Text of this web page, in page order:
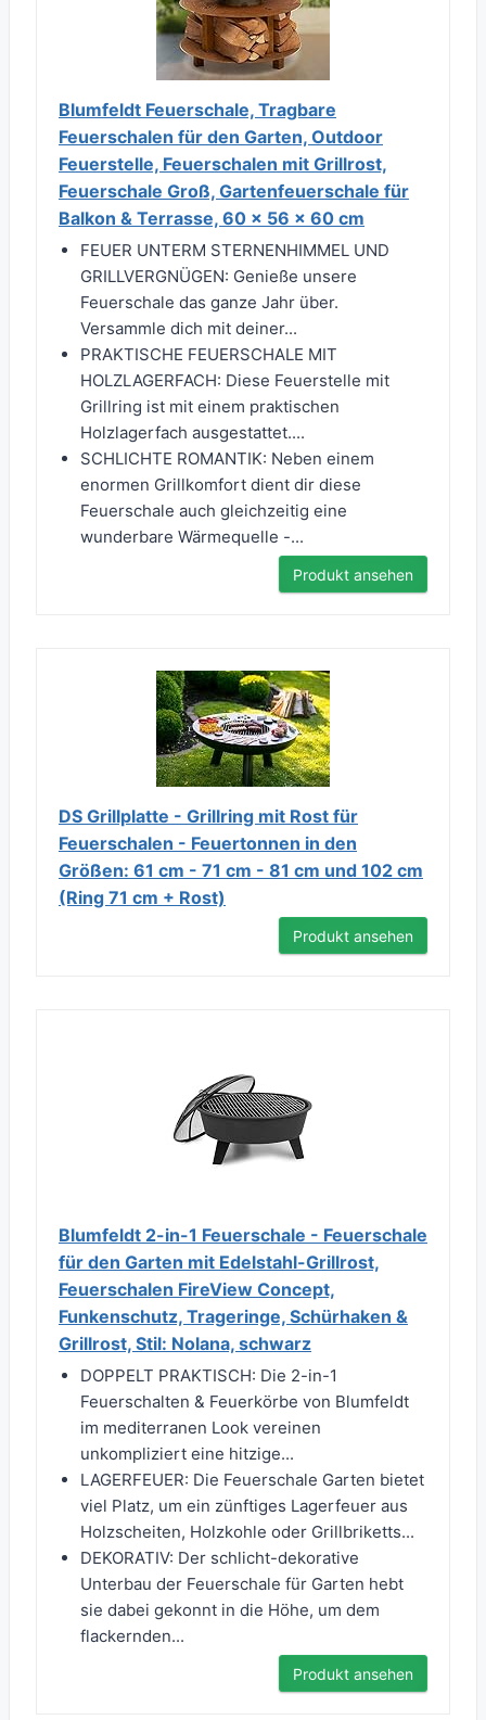
Blumfeldt Feuerschale, Tragbare
Feuerschalen für den Garten, Outdoor
Feuerstelle, Feuerschalen mit Grillrost,
Feuerschale Groß, Gartenfeuerschale für
Balkon & Terrasse, 60 x 56 x 60 cm
FEUER UNTERM STERNENHIMMEL UND
GRILLVERGNÜGEN: Genieße unsere
Feuerschale das ganze Jahr über.
Versammle dich mit deiner...
PRAKTISCHE FEUERSCHALE MIT
HOLZLAGERFACH: Diese Feuerstelle mit
Grillring ist mit einem praktischen
Holzlagerfach ausgestattet....
SCHLICHTE ROMANTIK: Neben einem
enormen Grillkomfort dient dir diese
Feuerschale auch gleichzeitig eine
wunderbare Wärmequelle -...
Produkt ansehen
DS Grillplatte - Grillring mit Rost für
Feuerschalen - Feuertonnen in den
Größen: 61 cm - 71 cm - 81 cm und 102 cm
(Ring 71 cm + Rost)
Produkt ansehen
Blumfeldt 2-in-1 Feuerschale - Feuerschale
für den Garten mit Edelstahl-Grillrost,
Feuerschalen FireView Concept,
Funkenschutz, Trageringe, Schürhaken &
Grillrost, Stil: Nolana, schwarz
DOPPELT PRAKTISCH: Die 2-in-1
Feuerschalten & Feuerkörbe von Blumfeldt
im mediterranen Look vereinen
unkompliziert eine hitzige...
LAGERFEUER: Die Feuerschale Garten bietet
viel Platz, um ein zünftiges Lagerfeuer aus
Holzscheiten, Holzkohle oder Grillbriketts...
DEKORATIV: Der schlicht-dekorative
Unterbau der Feuerschale für Garten hebt
sie dabei gekonnt in die Höhe, um dem
flackernden...
Produkt ansehen